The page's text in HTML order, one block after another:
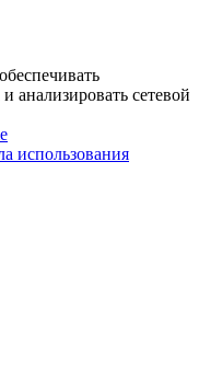
анализировать сетевой
использования